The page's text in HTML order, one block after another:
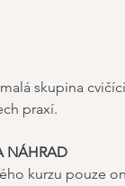
skupina
praxí.
NÁHRAD
kurzu pouze